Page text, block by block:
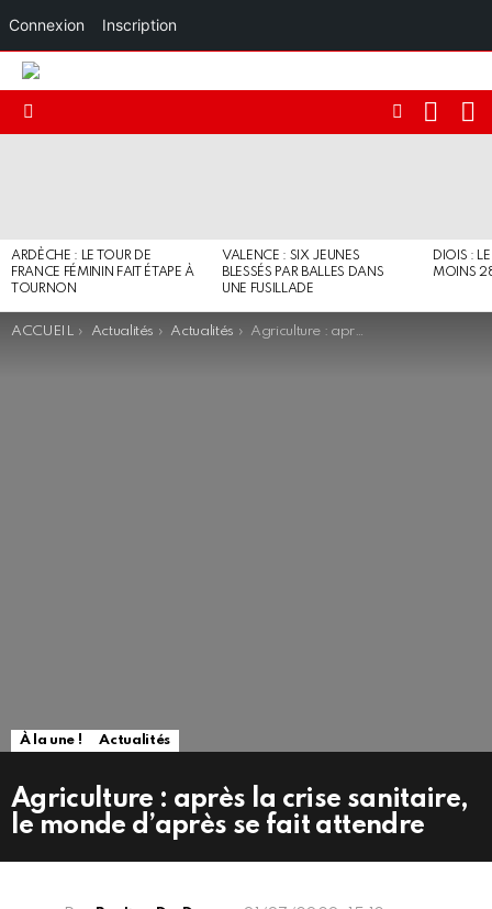
FOLLOW
ARDÈCHE : LE TOUR DE
FRANCE FÉMININ FAIT ÉTAPE À
TOURNON
VALENCE : SIX JEUNES
BLESSÉS PAR BALLES DANS
UNE FUSILLADE
DIOIS :
MOINS
You are here:
ACCUEIL Actualités Actualités Agriculture : après la crise sanitaire, le monde d’après se fait attendre
À la une ! Actualités
Agriculture : après la crise sanitaire,
le monde d’après se fait attendre
Connexion Inscription